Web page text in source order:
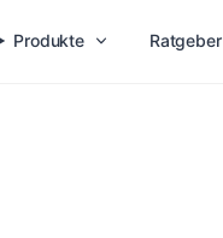
Produkte Ratgeber